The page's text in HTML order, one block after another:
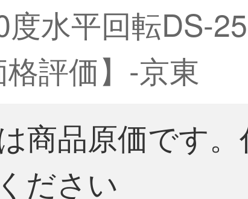
水平回転DS-
評価】-京東
商品原価です
ださい